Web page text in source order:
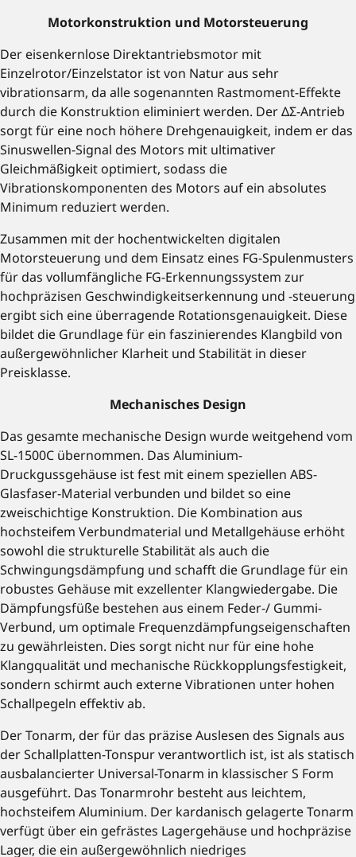
Motorkonstruktion und Motorsteuerung
Der eisenkernlose Direktantriebsmotor mit
Einzelrotor/Einzelstator ist von Natur aus sehr
vibrationsarm, da alle sogenannten Rastmoment-Effekte
durch die Konstruktion eliminiert werden. Der ΔΣ-Antrieb
sorgt für eine noch höhere Drehgenauigkeit, indem er das
Sinuswellen-Signal des Motors mit ultimativer
Gleichmäßigkeit optimiert, sodass die
Vibrationskomponenten des Motors auf ein absolutes
Minimum reduziert werden.
Zusammen mit der hochentwickelten digitalen
Motorsteuerung und dem Einsatz eines FG-Spulenmusters
für das vollumfängliche FG-Erkennungssystem zur
hochpräzisen Geschwindigkeitserkennung und -steuerung
ergibt sich eine überragende Rotationsgenauigkeit. Diese
bildet die Grundlage für ein faszinierendes Klangbild von
außergewöhnlicher Klarheit und Stabilität in dieser
Preisklasse.
Mechanisches Design
Das gesamte mechanische Design wurde weitgehend vom
SL-1500C übernommen. Das Aluminium-
Druckgussgehäuse ist fest mit einem speziellen ABS-
Glasfaser-Material verbunden und bildet so eine
zweischichtige Konstruktion. Die Kombination aus
hochsteifem Verbundmaterial und Metallgehäuse erhöht
sowohl die strukturelle Stabilität als auch die
Schwingungsdämpfung und schafft die Grundlage für ein
robustes Gehäuse mit exzellenter Klangwiedergabe. Die
Dämpfungsfüße bestehen aus einem Feder-/ Gummi-
Verbund, um optimale Frequenzdämpfungseigenschaften
zu gewährleisten. Dies sorgt nicht nur für eine hohe
Klangqualität und mechanische Rückkopplungsfestigkeit,
sondern schirmt auch externe Vibrationen unter hohen
Schallpegeln effektiv ab.
Der Tonarm, der für das präzise Auslesen des Signals aus
der Schallplatten-Tonspur verantwortlich ist, ist als statisch
ausbalancierter Universal-Tonarm in klassischer S Form
ausgeführt. Das Tonarmrohr besteht aus leichtem,
hochsteifem Aluminium. Der kardanisch gelagerte Tonarm
verfügt über ein gefrästes Lagergehäuse und hochpräzise
Lager, die ein außergewöhnlich niedriges